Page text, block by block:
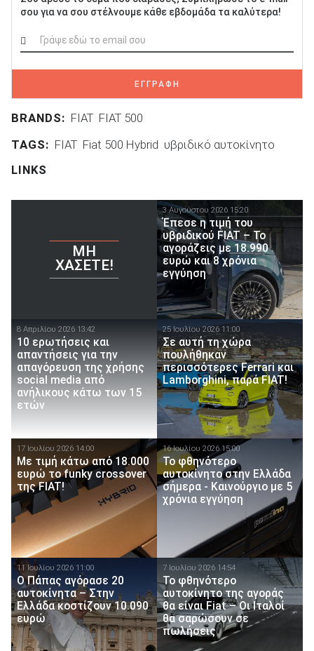
σου για να σου στέλνουμε κάθε εβδομάδα τα καλύτερα!
ΕΓΓΡΑΦΗ
BRANDS: FIAT FIAT 500
TAGS: FIAT Fiat 500 Hybrid υβριδικό αυτοκίνητο
LINKS
ΜΗ
ΧΆΣΕΤΕ!
3 Αυγούστου 2026 15:20
Έπεσε η τιμή του
υβριδικού FIAT – Το
αγοράζεις με 18.990
ευρώ και 8 χρόνια
εγγύηση
8 Απριλίου 2026 13:42
10 ερωτήσεις και
απαντήσεις για την
απαγόρευση της χρήσης
social media από
ανήλικους κάτω των 15
ετών
25 Ιουλίου 2026 11:00
Σε αυτή τη χώρα
πουλήθηκαν
περισσότερες Ferrari και
Lamborghini, παρά FIAT!
17 Ιουλίου 2026 14:00
Με τιμή κάτω από 18.000
ευρώ το funky crossover
της FIAT!
16 Ιουλίου 2026 15:00
Το φθηνότερο
αυτοκίνητο στην Ελλάδα
σήμερα - Καινούργιο με 5
χρόνια εγγύηση
11 Ιουλίου 2026 11:00
Ο Πάπας αγόρασε 20
αυτοκίνητα – Στην
Ελλάδα κοστίζουν 10.090
ευρώ
7 Ιουλίου 2026 14:54
Το φθηνότερο
αυτοκίνητο της αγοράς
θα είναι Fiat – Οι Ιταλοί
θα σαρώσουν σε
πωλήσεις